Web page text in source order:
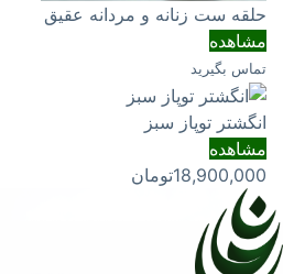
حلقه ست زنانه و مردانه عقیق
مشاهده
تماس بگیرید
انگشتر توپاز سبز
مشاهده
18,900,000تومان